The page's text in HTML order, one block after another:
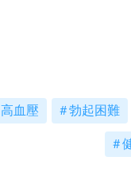
高血壓 勃起困難